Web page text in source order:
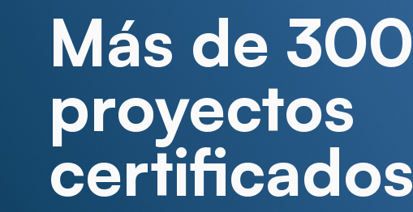
Más de 300
proyectos
certificados